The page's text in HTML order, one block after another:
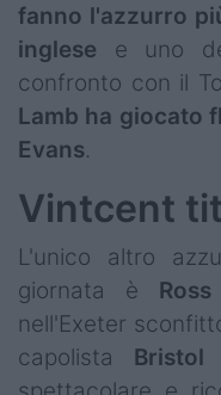
fanno l'azzurro
inglese e uno
confronto con il
Lamb ha giocato
Evans.
Vintcent
L'unico altro
giornata è Ross
nell'Exeter
capolista Bristol